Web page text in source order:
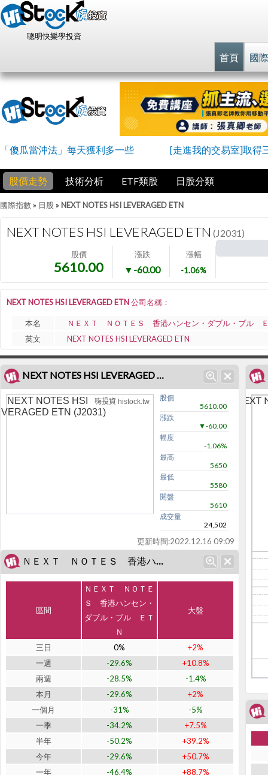
聰明快樂學投資
首頁 國
「傻瓜當沖法」每天獲利多一些 [走進我的交易室]取得
股價走勢 技術分析 ETF類股 日股分類
國際指數 » 日股 » NEXT NOTES HSI LEVERAGED ETN
NEXT NOTES HSI LEVERAGED ETN (J2031)
股價
5610.00
漲跌
▼-60.00
漲幅
-1.06%
NEXT NOTES HSI LEVERAGED ETN 公司名稱：
本名
ＮＥＸＴ ＮＯＴＥＳ 香港ハンセン・ダブル・ブル
英文
NEXT NOTES HSI LEVERAGED ETN
NEXT NOTES HSI LEVERAGED ETN (J2031)走勢圖
NEXT NOTES HSI
ETN (J2031)
嗨投資 histock.tw
股價
5610.00
漲跌
▼-60.00
幅度
-1.06%
最高
5650
最低
5580
開盤
5610
成交量
24,502
更新時間:2022.12.16 09:09
NEXT
ＮＥＸＴ ＮＯＴＥＳ 香港ハンセン・ダブル・ブル ＥＴＮ (J2031)近期表現
區間
ＮＥＸＴ ＮＯＴＥ
Ｓ 香港ハンセン・
ダブル・ブル ＥＴ
Ｎ
大盤
三日 0%
+2%
一週
-29.6%
+10.8%
兩週
-28.5%
-1.4%
本月
-29.6%
+2%
一個月
-31%
-5%
一季
-34.2%
+7.5%
半年
-50.2%
+39.2%
今年
-29.6%
+50.7%
一年
-46.4%
+88.7%